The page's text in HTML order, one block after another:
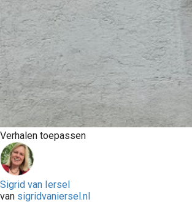
Verhalen toepassen
Sigrid van Iersel
van sigridvaniersel.nl